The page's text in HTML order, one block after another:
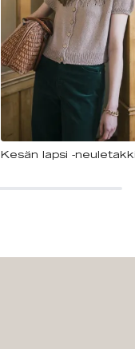
Kesän lapsi -